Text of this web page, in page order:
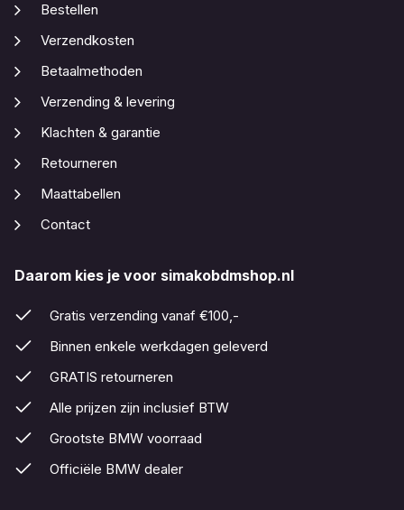
Bestellen
Verzendkosten
Betaalmethoden
Verzending & levering
Klachten & garantie
Retourneren
Maattabellen
Contact
Daarom kies je voor simakobdmshop.nl
Gratis verzending vanaf €100,-
Binnen enkele werkdagen geleverd
GRATIS retourneren
Alle prijzen zijn inclusief BTW
Grootste BMW voorraad
Officiële BMW dealer